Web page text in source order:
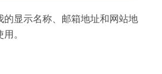
的显示名称、邮箱地址和网站地
。